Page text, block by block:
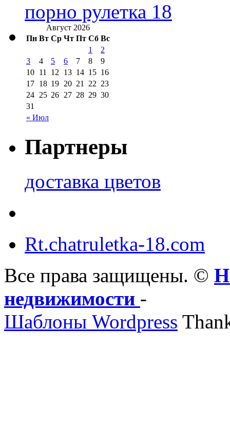
порно рулетка 18
Август 2026
Пн Вт Ср Чт Пт Сб Вс
« Июл
1
2
3
4 5 6 7 8
9
10 11 12 13 14 15 16
17 18 19 20 21 22 23
24 25 26 27 28 29 30
31
Партнеры
доставка цветов
Rt.chatruletka-18.com
Все права защищены. ©
недвижимости -
Шаблоны Wordpress